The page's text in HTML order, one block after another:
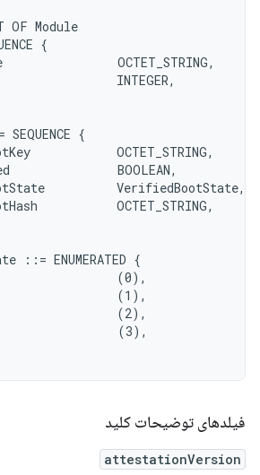
OF Module
{
OCTET_STRING,
INTEGER,
{
OCTET_STRING,
BOOLEAN,
VerifiedBootState,
OCTET_STRING,
::= ENUMERATED {
(0),
(1),
(2),
(3),
فیلدهای توضیحات کلید
attestationVersion